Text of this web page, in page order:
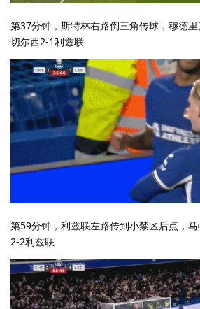
第37分钟，斯特林右路倒三角传球，穆德里
切尔西2-1利兹联
第59分钟，利兹联左路传到小禁区后点，
2-2利兹联